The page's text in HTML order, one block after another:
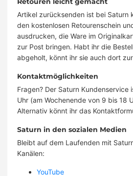
Artikel zurücksenden ist bei Saturn
den kostenlosen Retourenschein
ausdrucken, die Ware im
zur Post bringen. Habt ihr die
abgeholt, könnt ihr sie auch dort
Kontaktmöglichkeiten
Fragen? Der Saturn Kundenservice
Uhr (am Wochenende von 9 bis 18
Alternativ könnt ihr das
Saturn in den sozialen Medien
Bleibt auf dem Laufenden mit
Kanälen:
YouTube